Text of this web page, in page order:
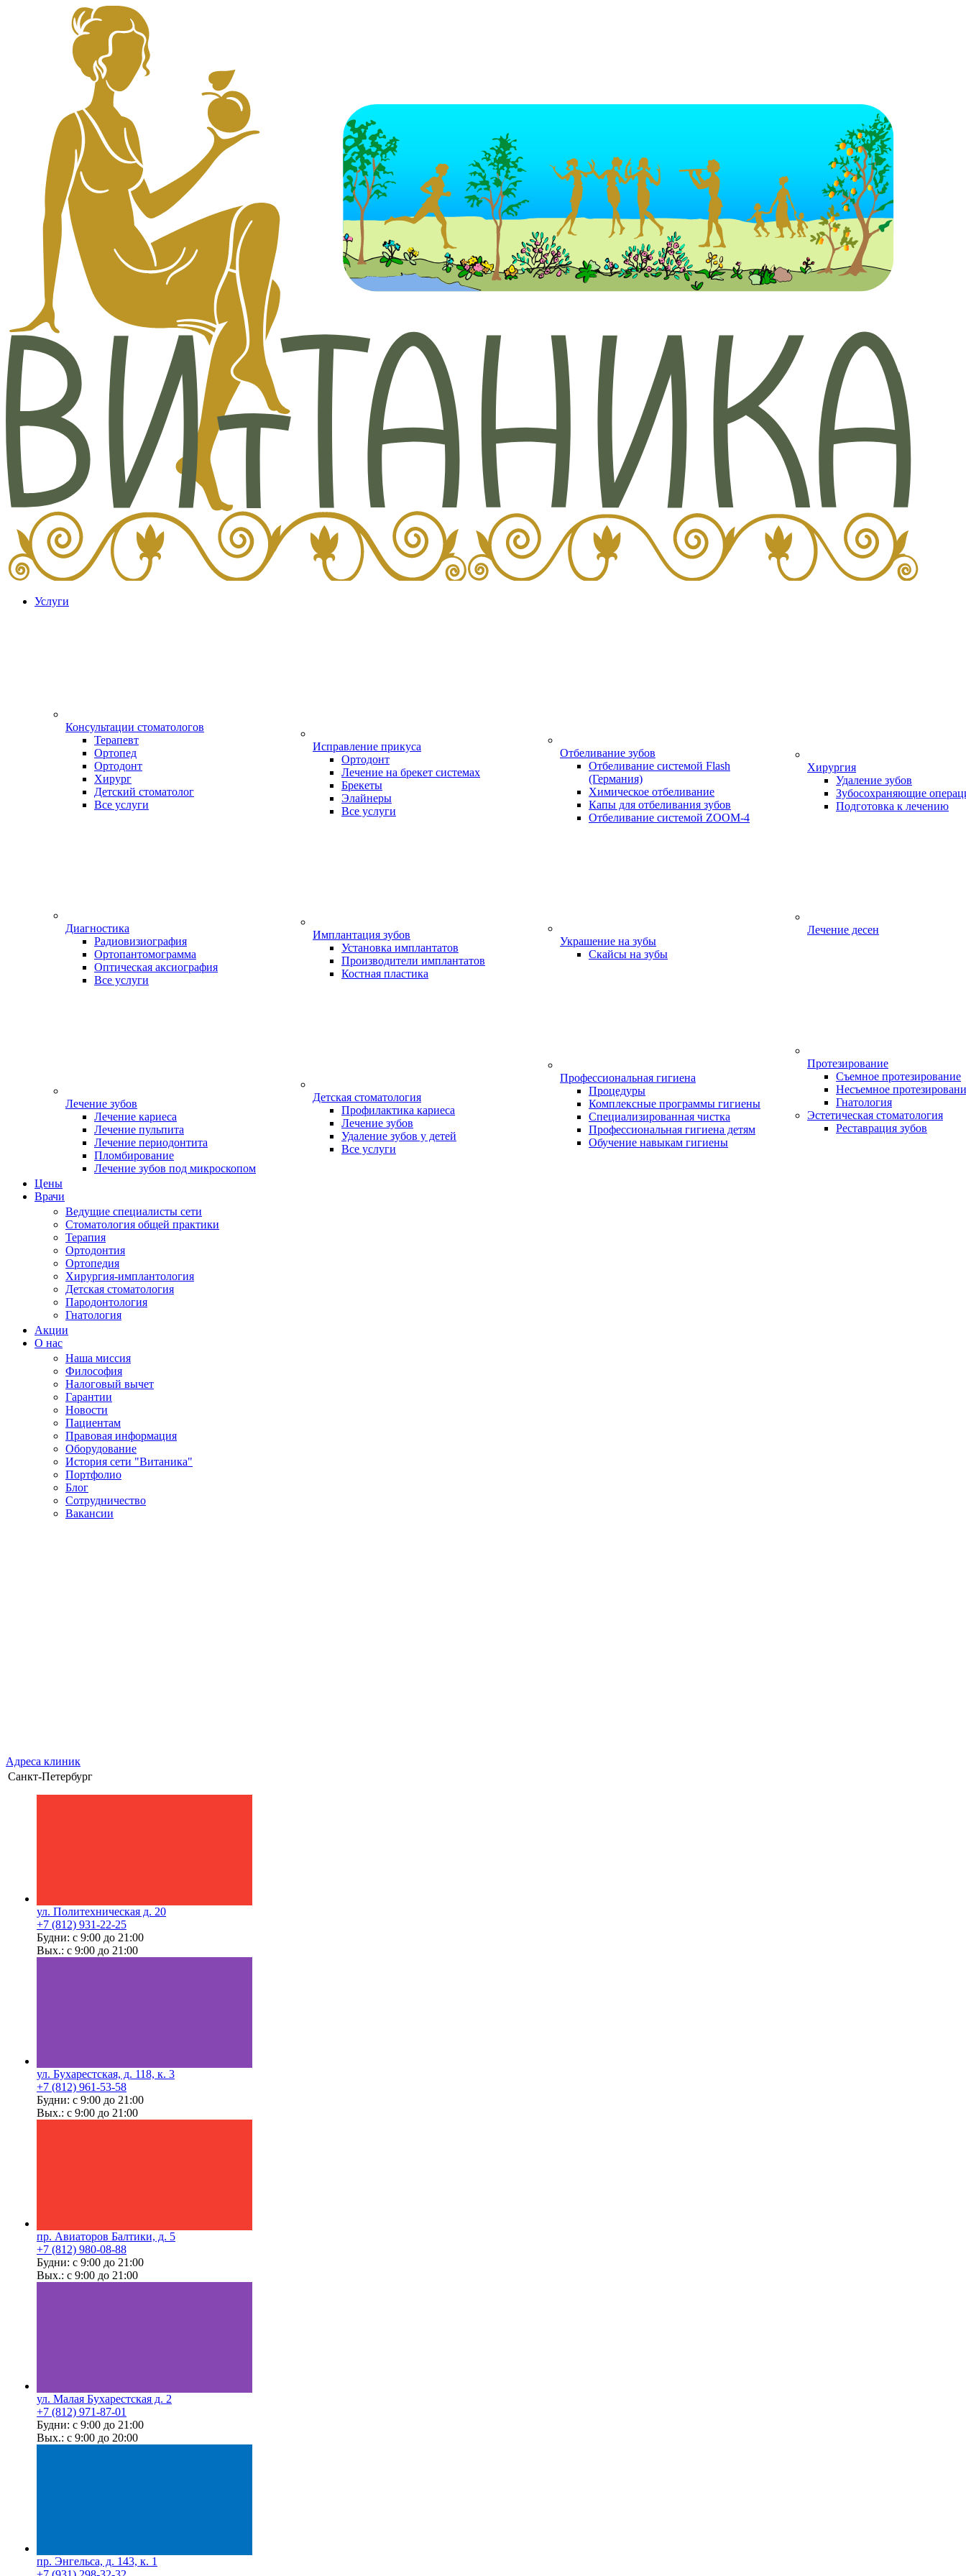
Услуги
Консультации стоматологов
Терапевт
Ортопед
Ортодонт
Хирург
Детский стоматолог
Все услуги
Диагностика
Радиовизиография
Ортопантомограмма
Оптическая аксиография
Все услуги
Лечение зубов
Лечение кариеса
Лечение пульпита
Лечение периодонтита
Пломбирование
Лечение зубов под микроскопом
Исправление прикуса
Ортодонт
Лечение на брекет системах
Брекеты
Элайнеры
Все услуги
Имплантация зубов
Установка имплантатов
Производители имплантатов
Костная пластика
Детская стоматология
Профилактика кариеса
Лечение зубов
Удаление зубов у детей
Все услуги
Отбеливание зубов
Отбеливание системой Flash
(Германия)
Химическое отбеливание
Капы для отбеливания зубов
Отбеливание системой ZOOM-4
Украшение на зубы
Скайсы на зубы
Профессиональная гигиена
Процедуры
Комплексные программы гигиены
Специализированная чистка
Профессиональная гигиена детям
Обучение навыкам гигиены
Хирургия
Удаление зубов
Зубосохраняющие
Подготовка к лечению
Лечение десен
Протезирование
Съемное протезирование
Несъемное
Гнатология
Эстетическая стоматология
Реставрация зубов
Цены
Врачи
Ведущие специалисты сети
Стоматология общей практики
Терапия
Ортодонтия
Ортопедия
Хирургия-имплантология
Детская стоматология
Пародонтология
Гнатология
Акции
О нас
Наша миссия
Философия
Налоговый вычет
Гарантии
Новости
Пациентам
Правовая информация
Оборудование
История сети "Витаника"
Портфолио
Блог
Сотрудничество
Вакансии
Адреса клиник
Санкт-Петербург
ул. Политехническая д. 20
+7 (812) 931-22-25
Будни: с 9:00 до 21:00
Вых.: с 9:00 до 21:00
ул. Бухарестская, д. 118, к. 3
+7 (812) 961-53-58
Будни: с 9:00 до 21:00
Вых.: с 9:00 до 21:00
пр. Авиаторов Балтики, д. 5
+7 (812) 980-08-88
Будни: с 9:00 до 21:00
Вых.: с 9:00 до 21:00
ул. Малая Бухарестская д. 2
+7 (812) 971-87-01
Будни: с 9:00 до 21:00
Вых.: с 9:00 до 20:00
пр. Энгельса, д. 143, к. 1